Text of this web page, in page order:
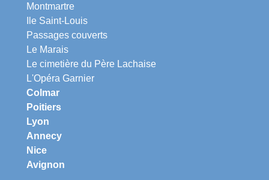
Montmartre
Ile Saint-Louis
Passages couverts
Le Marais
Le cimetière du Père Lachaise
L'Opéra Garnier
Colmar
Poitiers
Lyon
Annecy
Nice
Avignon